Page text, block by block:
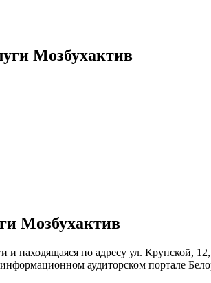
Мозбухактив
Мозбухактив
и находящаяся по адресу ул.
аудиторском портале